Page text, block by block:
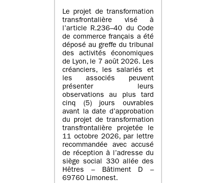
Le projet de transformation
transfrontalière visé à
l’article R.236–40 du Code
de commerce français a été
déposé au greffe du tribunal
des activités économiques
de Lyon, le 7 août 2026. Les
créanciers, les salariés et
les associés peuvent
présenter leurs
observations au plus tard
cinq (5) jours ouvrables
avant la date d’approbation
du projet de transformation
transfrontalière projetée le
11 octobre 2026, par lettre
recommandée avec accusé
de réception à l’adresse du
siège social 330 allée des
Hêtres – Bâtiment D –
69760 Limonest.